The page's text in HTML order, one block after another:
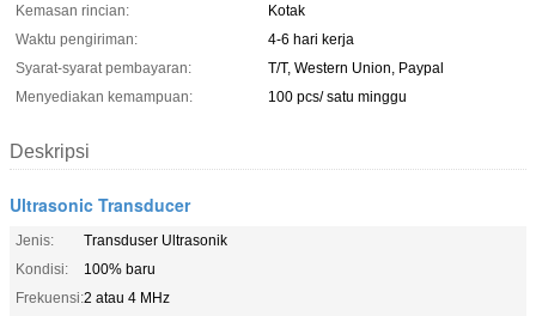
Kemasan rincian:
Kotak
Waktu pengiriman:
4-6 hari kerja
Syarat-syarat pembayaran:
T/T, Western Union, Paypal
Menyediakan kemampuan:
100 pcs/ satu minggu
Deskripsi
Ultrasonic Transducer
Jenis:
Transduser Ultrasonik
Kondisi:
100% baru
Frekuensi:2 atau 4 MHz